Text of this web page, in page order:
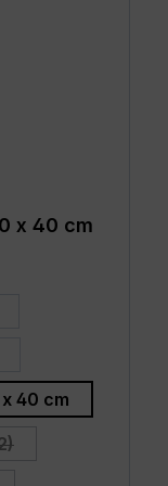
x 40 cm
40 cm
ist zurzeit nicht